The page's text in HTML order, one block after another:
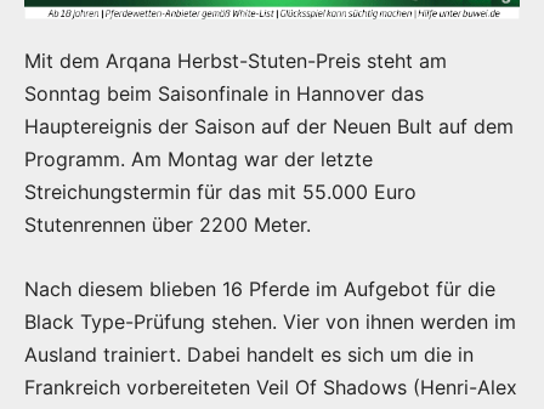
Mit dem Arqana Herbst-Stuten-Preis steht am
Sonntag beim Saisonfinale in Hannover das
Hauptereignis der Saison auf der Neuen Bult auf dem
Programm. Am Montag war der letzte
Streichungstermin für das mit 55.000 Euro
Stutenrennen über 2200 Meter.
Nach diesem blieben 16 Pferde im Aufgebot für die
Black Type-Prüfung stehen. Vier von ihnen werden im
Ausland trainiert. Dabei handelt es sich um die in
Frankreich vorbereiteten Veil Of Shadows (Henri-Alex